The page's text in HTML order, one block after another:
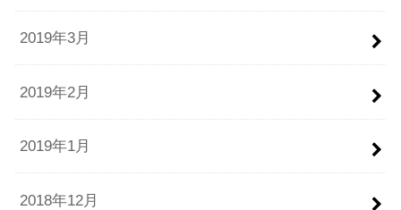
2019年3月
2019年2月
2019年1月
2018年12月